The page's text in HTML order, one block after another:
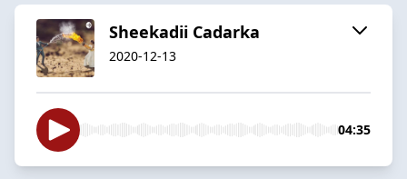
Sheekadii Cadarka
2020-12-13
04:35